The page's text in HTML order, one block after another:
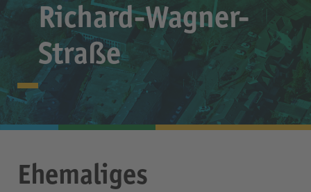
Richard-Wagner-
Straße
Ehemaliges